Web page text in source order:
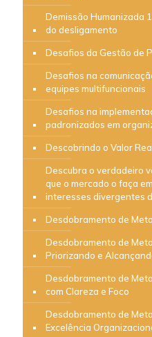
Demissão Humanizada
do desligamento
Desafios da Gestão de
Desafios na
equipes multifuncionais
Desafios na
padronizados em
Descobrindo o Valor
Descubra o verdadeiro
que o mercado o faça
interesses divergentes
Desdobramento de
Desdobramento de
Priorizando e
Desdobramento de
com Clareza e Foco
Desdobramento de
Excelência